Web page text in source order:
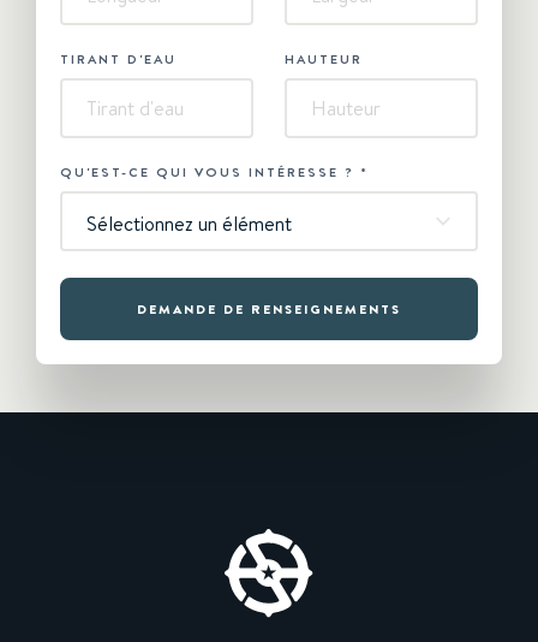
TIRANT D'EAU HAUTEUR
QU'EST-CE QUI VOUS INTÉRESSE ? *
Sélectionnez un élément
DEMANDE DE RENSEIGNEMENTS